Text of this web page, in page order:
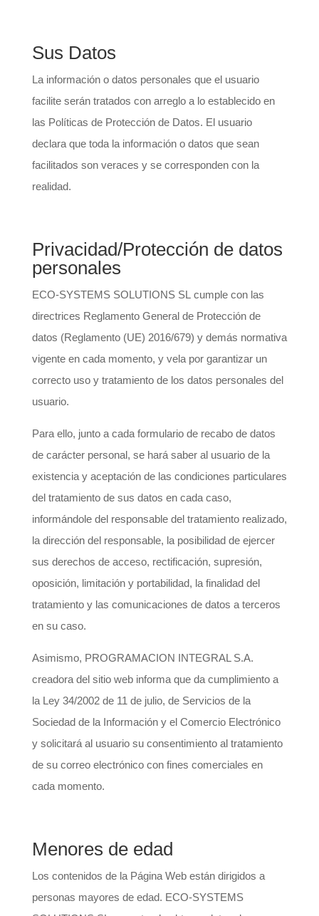
Sus Datos
La información o datos personales que el usuario
facilite serán tratados con arreglo a lo establecido en
las Políticas de Protección de Datos. El usuario
declara que toda la información o datos que sean
facilitados son veraces y se corresponden con la
realidad.
Privacidad/Protección de datos
personales
ECO-SYSTEMS SOLUTIONS SL cumple con las
directrices Reglamento General de Protección de
datos (Reglamento (UE) 2016/679) y demás normativa
vigente en cada momento, y vela por garantizar un
correcto uso y tratamiento de los datos personales del
usuario.
Para ello, junto a cada formulario de recabo de datos
de carácter personal, se hará saber al usuario de la
existencia y aceptación de las condiciones particulares
del tratamiento de sus datos en cada caso,
informándole del responsable del tratamiento realizado,
la dirección del responsable, la posibilidad de ejercer
sus derechos de acceso, rectificación, supresión,
oposición, limitación y portabilidad, la finalidad del
tratamiento y las comunicaciones de datos a terceros
en su caso.
Asimismo, PROGRAMACION INTEGRAL S.A.
creadora del sitio web informa que da cumplimiento a
la Ley 34/2002 de 11 de julio, de Servicios de la
Sociedad de la Información y el Comercio Electrónico
y solicitará al usuario su consentimiento al tratamiento
de su correo electrónico con fines comerciales en
cada momento.
Menores de edad
Los contenidos de la Página Web están dirigidos a
personas mayores de edad. ECO-SYSTEMS